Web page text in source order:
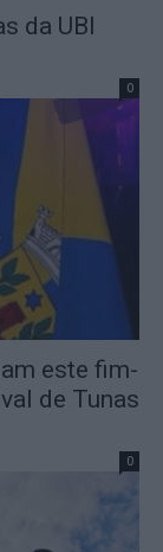
da UBI
0
este fim-
de Tunas
0